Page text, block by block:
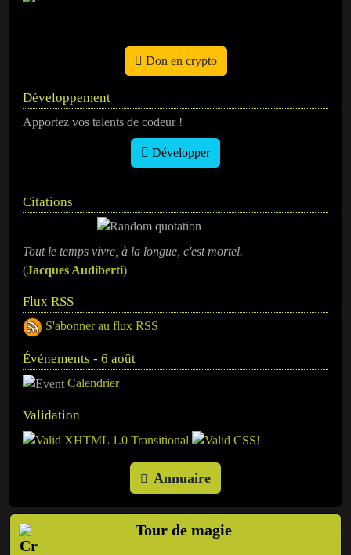
Don en crypto
Développement
Apportez vos talents de codeur !
Développer
Citations
Tout le temps vivre, à la longue, c'est mortel.
(Jacques Audiberti)
Flux RSS
S'abonner au flux RSS
Événements - 6 août
Calendrier
Validation
Annuaire
Tour de magie